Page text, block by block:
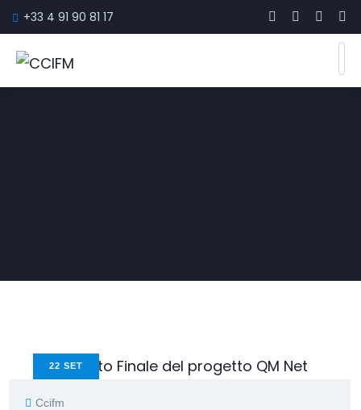
+33 4 91 90 81 17
22 SET
Ccifm